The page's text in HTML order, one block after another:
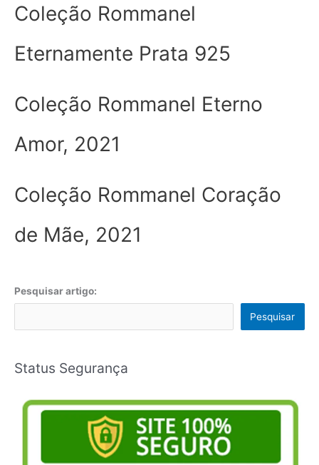
Coleção Rommanel
Eternamente Prata 925
Coleção Rommanel Eterno
Amor, 2021
Coleção Rommanel Coração
de Mãe, 2021
Pesquisar artigo:
Pesquisar
Status Segurança